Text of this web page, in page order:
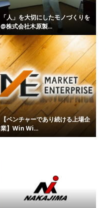
「人」を大切にしたモノづくりを
@株式会社木原製...
【ベンチャーであり続ける上場企
業】Win Wi...